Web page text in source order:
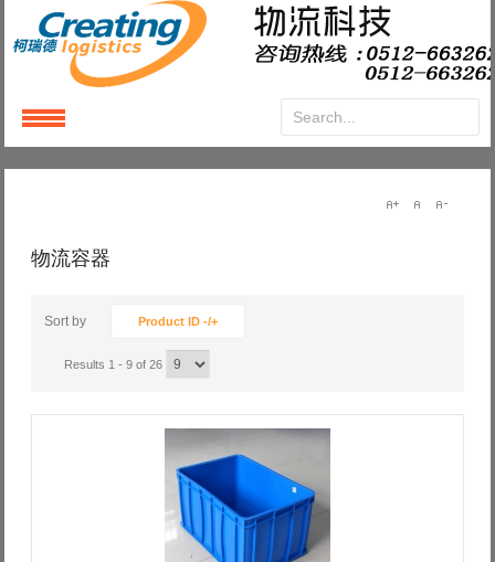
物流容器
Sort by Product ID -/+
Results 1 - 9 of 26
LoginorRegister
Log in with Facebook